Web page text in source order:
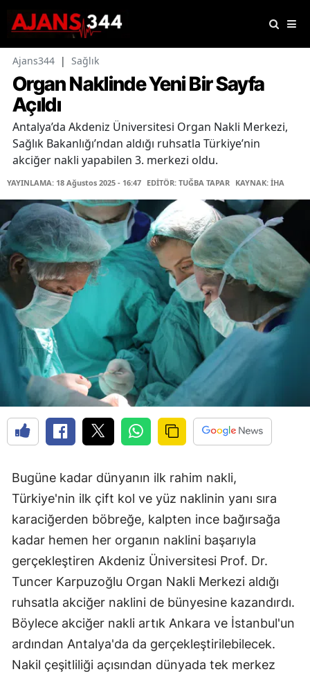
Ajans344 | Sağlık
Organ Naklinde Yeni Bir Sayfa
Açıldı
Antalya’da Akdeniz Üniversitesi Organ Nakli Merkezi,
Sağlık Bakanlığı’ndan aldığı ruhsatla Türkiye’nin
akciğer nakli yapabilen 3. merkezi oldu.
YAYINLAMA: 18 Ağustos 2025 - 16:47 EDİTÖR: TUĞBA TAPAR KAYNAK: İHA
Bugüne kadar dünyanın ilk rahim nakli,
Türkiye'nin ilk çift kol ve yüz naklinin yanı sıra
karaciğerden böbreğe, kalpten ince bağırsağa
kadar hemen her organın naklini başarıyla
gerçekleştiren Akdeniz Üniversitesi Prof. Dr.
Tuncer Karpuzoğlu Organ Nakli Merkezi aldığı
ruhsatla akciğer naklini de bünyesine kazandırdı.
Böylece akciğer nakli artık Ankara ve İstanbul'un
ardından Antalya'da da gerçekleştirilebilecek.
Nakil çeşitliliği açısından dünyada tek merkez